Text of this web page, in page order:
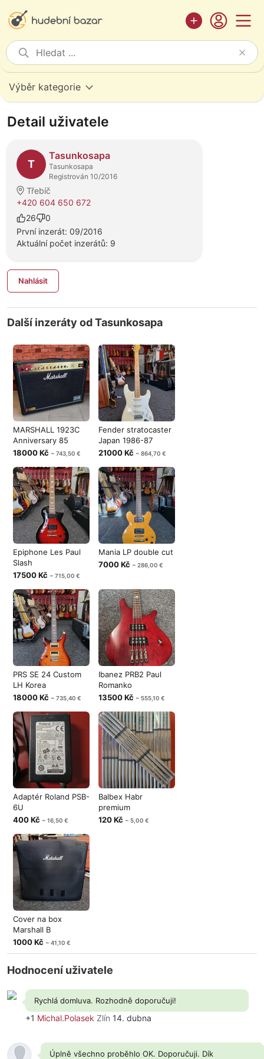
Výběr kategorie
Detail uživatele
T
Tasunkosapa
Tasunkosapa
Registrován 10/2016
Třebíč
+420 604 650 672
26
0
První inzerát: 09/2016
Aktuální počet inzerátů: 9
Nahlásit
Další inzeráty od Tasunkosapa
MARSHALL 1923C
Anniversary 85
18000 Kč ~ 743,50 €
Fender stratocaster
Japan 1986-87
21000 Kč ~ 864,70 €
Epiphone Les Paul
Slash
17500 Kč ~ 715,00 €
Mania LP double cut
7000 Kč ~ 286,00 €
PRS SE 24 Custom
LH Korea
18000 Kč ~ 735,40 €
Ibanez PRB2 Paul
Romanko
13500 Kč ~ 555,10 €
Adaptér Roland PSB-
6U
400 Kč ~ 16,50 €
Balbex Habr
premium
120 Kč ~ 5,00 €
Cover na box
Marshall B
1000 Kč ~ 41,10 €
Hodnocení uživatele
Rychlá domluva. Rozhodně doporučuji!
+1 Michal.Polasek Zlín 14. dubna
Úplně všechno proběhlo OK. Doporučuji. Dík